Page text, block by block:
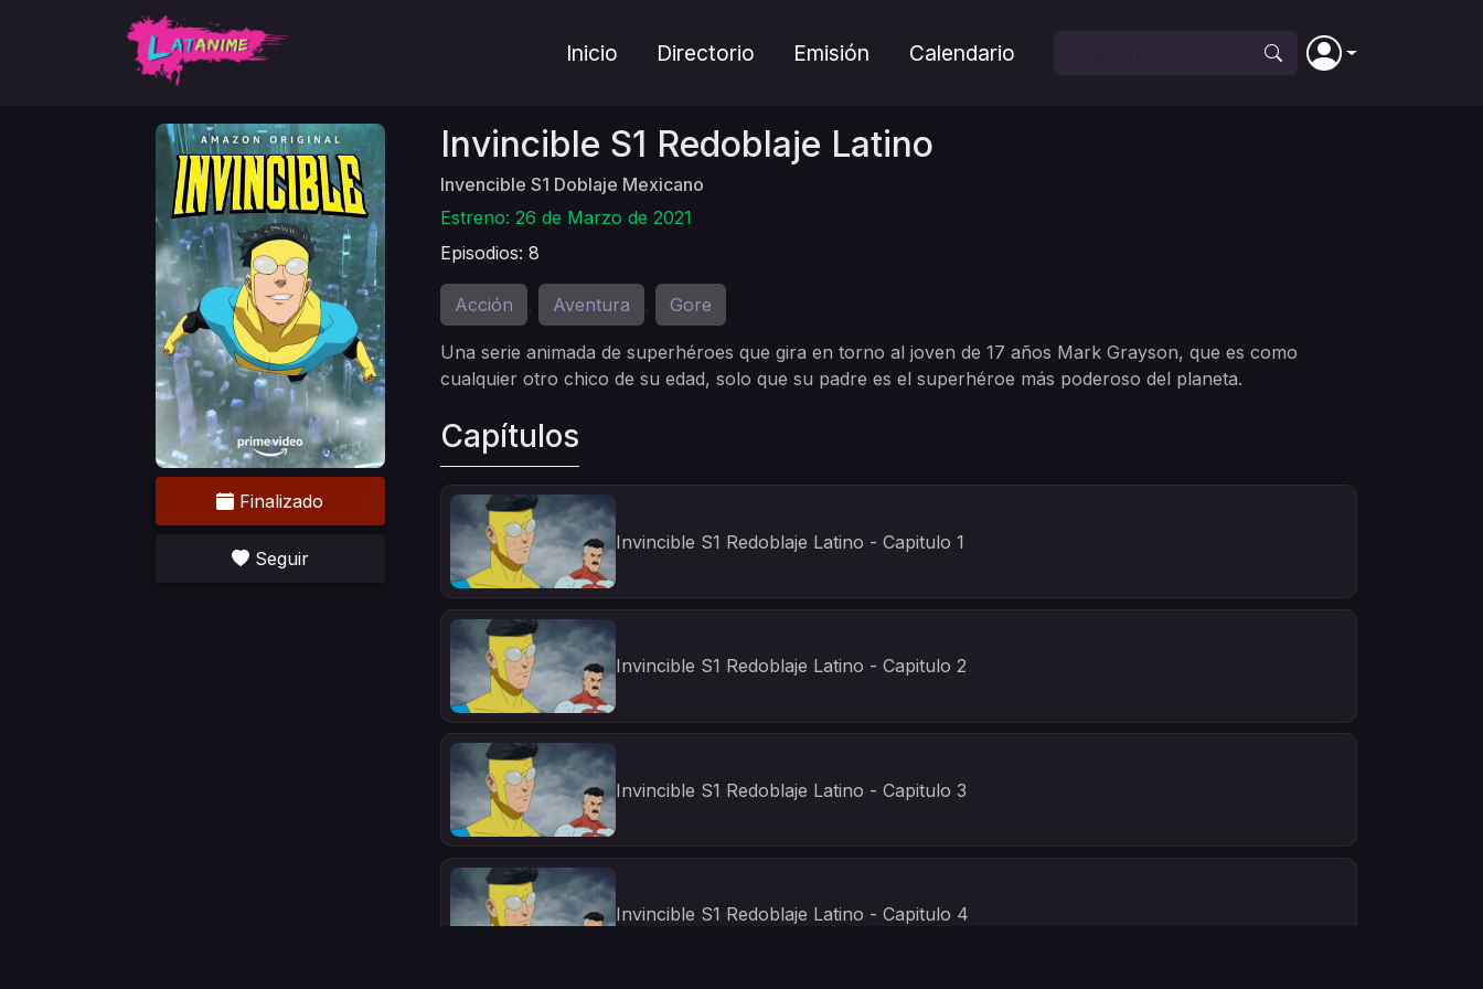
Inicio Directorio Emisión Calendario
Finalizado
Seguir
Invincible S1 Redoblaje Latino
Invencible S1 Doblaje Mexicano
Estreno: 26 de Marzo de 2021
Episodios: 8
Acción Aventura Gore
Una serie animada de superhéroes que gira en torno al joven de 17 años Mark Grayson, que es como
cualquier otro chico de su edad, solo que su padre es el superhéroe más poderoso del planeta.
Capítulos
Invincible S1 Redoblaje Latino - Capitulo 1
Invincible S1 Redoblaje Latino - Capitulo 2
Invincible S1 Redoblaje Latino - Capitulo 3
Invincible S1 Redoblaje Latino - Capitulo 4